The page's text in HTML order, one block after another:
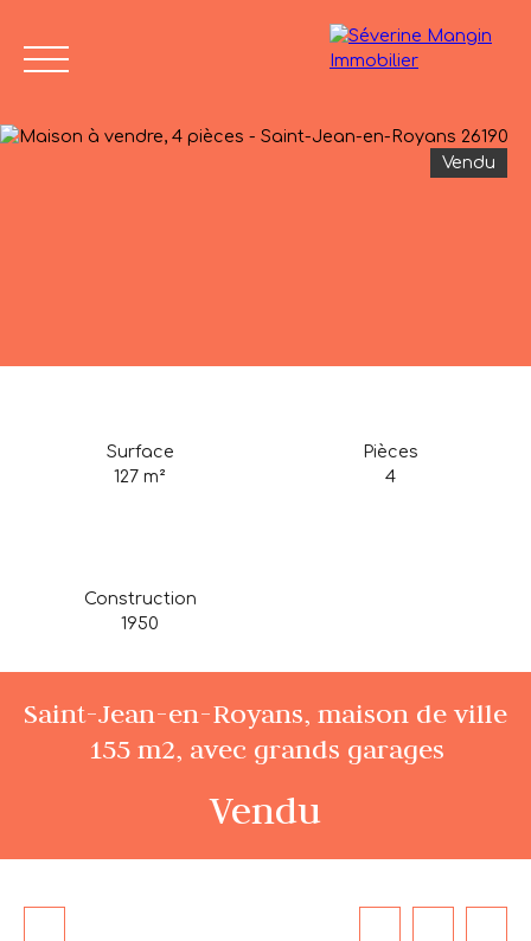
86 24
Vendu
Surface
127m²
Pièces
4
Construction
1950
Saint-Jean-en-Royans, maison de ville
155 m2, avec grands garages
Vendu